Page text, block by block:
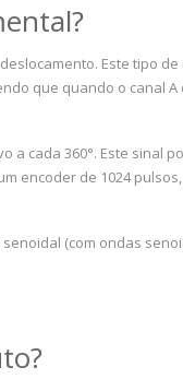
Este tipo de
que quando o canal
a cada 360°. Este sinal
encoder de 1024
(com ondas